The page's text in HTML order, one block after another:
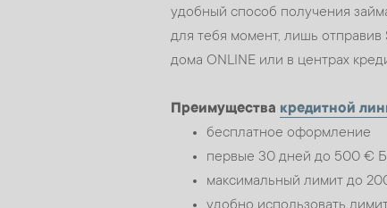
удобный способ получения
для тебя момент, лишь
дома ONLINE или в центрах
Преимущества кредитной
бесплатное оформление
первые 30 дней до 500 €
максимальный лимит до